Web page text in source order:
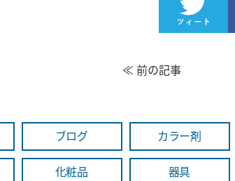
≪ 前の記事
ブログ カラー剤
化粧品 器具